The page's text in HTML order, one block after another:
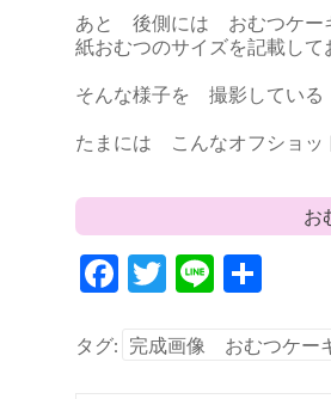
あと 後側には おむつケー
紙おむつのサイズを記載して
そんな様子を 撮影してい
たまには こんなオフショッ
お
F
e
T
itt
Li
e
タグ: 完成画像 おむつケー